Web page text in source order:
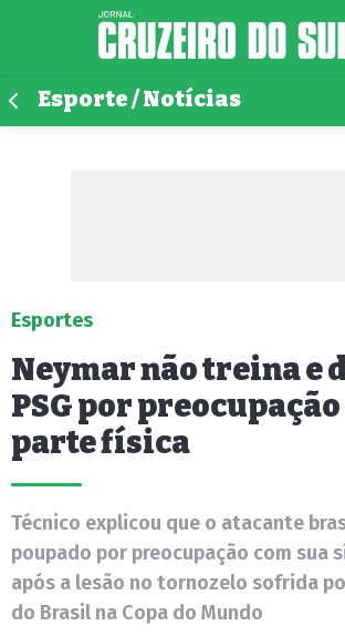
Esporte / Notícias
Esportes
Neymar não treina e
PSG por
parte física
Técnico explicou que o atacante
poupado por preocupação com sua
após a lesão no tornozelo sofrida
do Brasil na Copa do Mundo